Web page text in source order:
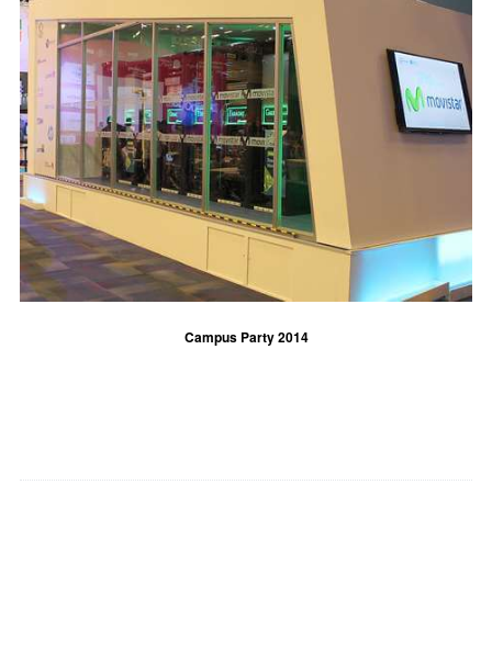
Campus Party 2014